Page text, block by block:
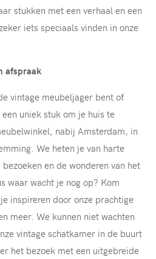
stukken met een verhaal en een
iets speciaals vinden in onze
afspraak
vintage meubeljager bent of
uniek stuk om je huis te
nabij Amsterdam, in
We heten je van harte
en de wonderen van het
waar wacht je nog op? Kom
inspireren door onze prachtige
meer. We kunnen niet wachten
vintage schatkamer in de buurt
het bezoek met een uitgebreide